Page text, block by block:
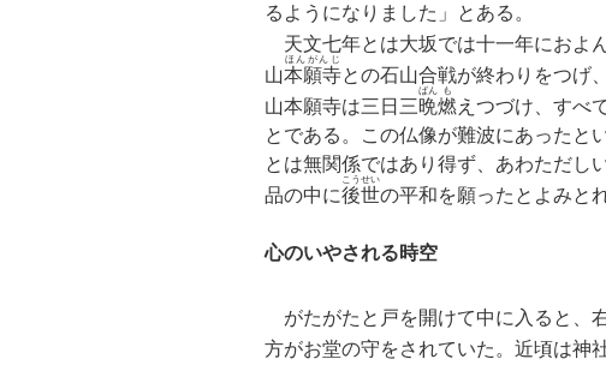
るようになりました」とある。
天文七年とは大坂では十一年におよ
山本願寺
ほんがんじ
との石山合戦が終わりをつげ、
山本願寺は三日三晩
ばん
燃
も
えつづけ、すべ
とである。この仏像が難波にあったと
とは無関係ではあり得ず、あわただし
品の中に後世
こうせい
の平和を願ったとよみと
心のいやされる時空
がたがたと戸を開けて中に入ると、
方がお堂の守をされていた。近頃は神